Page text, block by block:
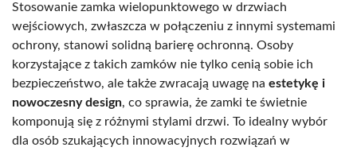
Stosowanie zamka wielopunktowego w drzwiach
wejściowych, zwłaszcza w połączeniu z innymi systemami
ochrony, stanowi solidną barierę ochronną. Osoby
korzystające z takich zamków nie tylko cenią sobie ich
bezpieczeństwo, ale także zwracają uwagę na estetykę i
nowoczesny design, co sprawia, że zamki te świetnie
komponują się z różnymi stylami drzwi. To idealny wybór
dla osób szukających innowacyjnych rozwiązań w